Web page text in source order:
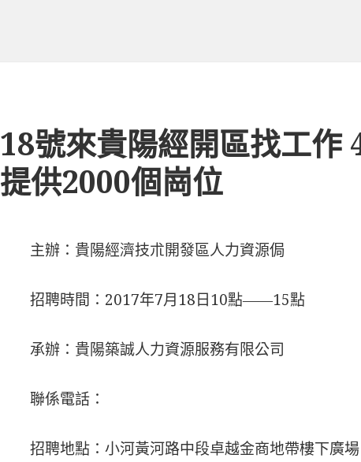
18號來貴陽經開區找工作
提供2000個崗位
主辦：貴陽經濟技朮開發區人力資源侷
招聘時間：2017年7月18日10點――15點
承辦：貴陽築誠人力資源服務有限公司
聯係電話：
招聘地點：小河黃河路中段卓越金商地帶樓下廣場